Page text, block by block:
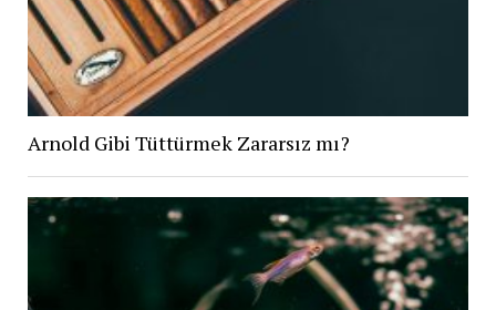
Arnold Gibi Tüttürmek Zararsız mı?